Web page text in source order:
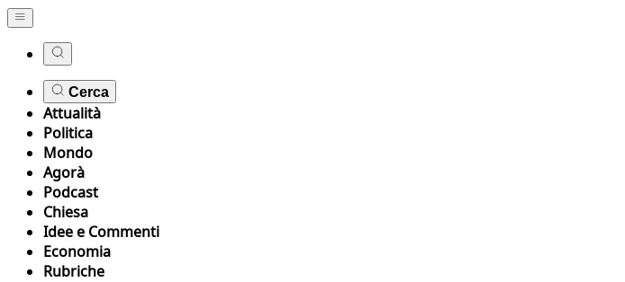
Cerca
Attualità
Politica
Mondo
Agorà
Podcast
Chiesa
Idee e Commenti
Economia
Rubriche